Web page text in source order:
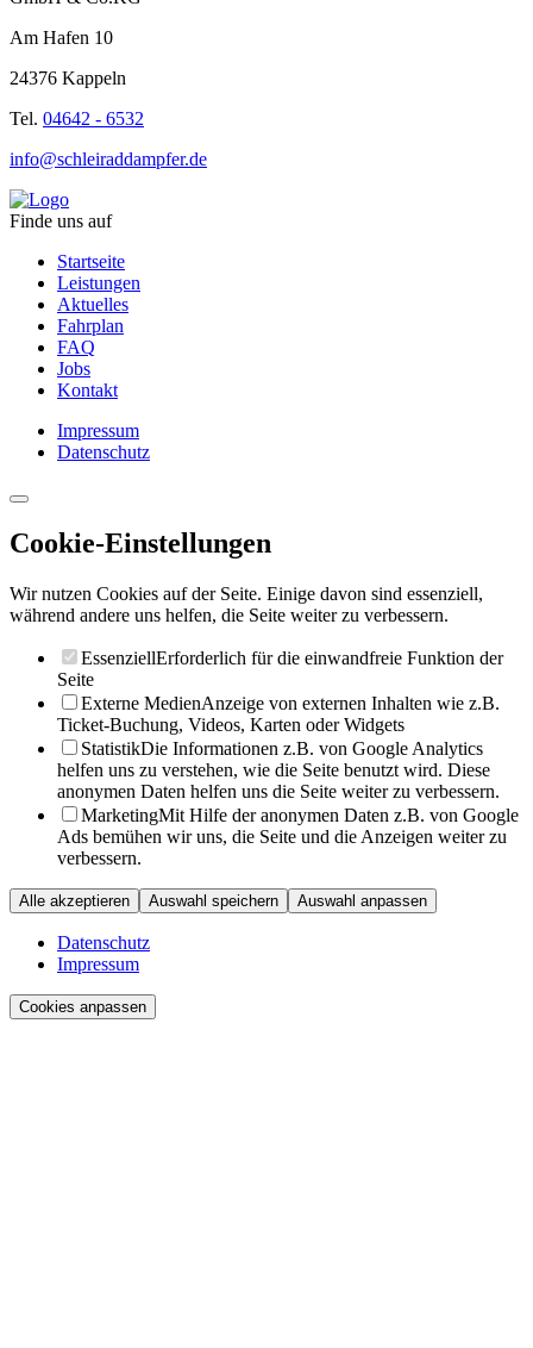
Am Hafen 10
24376 Kappeln
Tel. 04642 - 6532
info@schleiraddampfer.de
Finde uns auf
Startseite
Leistungen
Aktuelles
Fahrplan
FAQ
Jobs
Kontakt
Impressum
Datenschutz
Cookie-Einstellungen
Wir nutzen Cookies auf der Seite. Einige davon sind essenziell,
während andere uns helfen, die Seite weiter zu verbessern.
EssenziellErforderlich für die einwandfreie Funktion der
Seite
Externe MedienAnzeige von externen Inhalten wie z.B.
Ticket-Buchung, Videos, Karten oder Widgets
StatistikDie Informationen z.B. von Google Analytics
helfen uns zu verstehen, wie die Seite benutzt wird. Diese
anonymen Daten helfen uns die Seite weiter zu verbessern.
MarketingMit Hilfe der anonymen Daten z.B. von Google
Ads bemühen wir uns, die Seite und die Anzeigen weiter zu
verbessern.
Alle akzeptieren Auswahl speichern Auswahl anpassen
Datenschutz
Impressum
Cookies anpassen